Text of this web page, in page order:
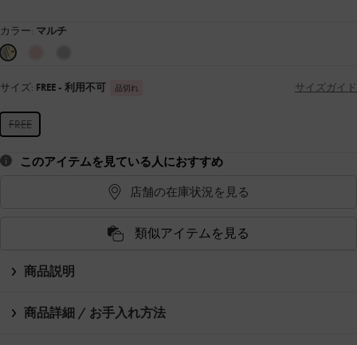
カラー: マルチ
サイズ: FREE - 利用不可 品切れ サイズガイド
FREE
このアイテムを見ている人におすすめ
店舗の在庫状況を見る
類似アイテムを見る
商品説明
商品詳細 / お手入れ方法